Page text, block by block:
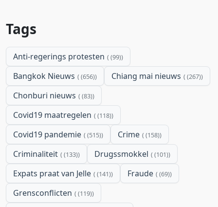
Tags
Anti-regerings protesten (99)
Bangkok Nieuws (656) Chiang mai nieuws (267)
Chonburi nieuws (83)
Covid19 maatregelen (118)
Covid19 pandemie (515) Crime (158)
Criminaliteit (133) Drugssmokkel (101)
Expats praat van Jelle (141) Fraude (69)
Grensconflicten (119)